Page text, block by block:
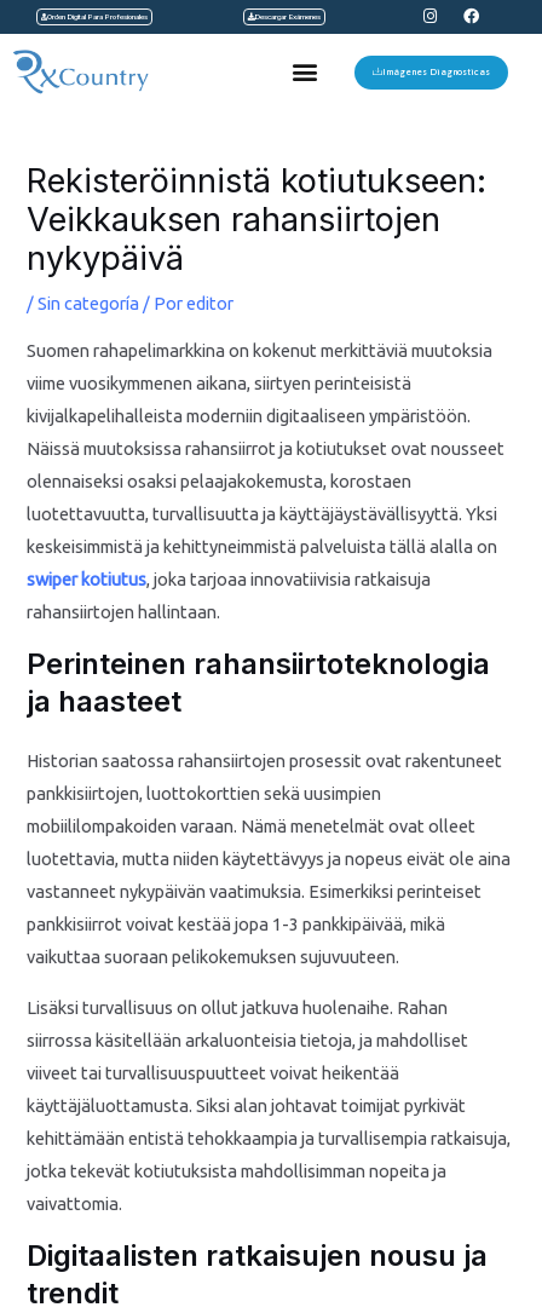
contenido
Orden Digital Para Profesionales Descargar Exámenes
I
n
s
t
a
F
a
c
e
b
Menu Imágenes Diagnosticas
Rekisteröinnistä kotiutukseen:
Veikkauksen rahansiirtojen
nykypäivä
/Sin categoría / Poreditor
Suomen rahapelimarkkina on kokenut merkittäviä muutoksia
viime vuosikymmenen aikana, siirtyen perinteisistä
kivijalkapelihalleista moderniin digitaaliseen ympäristöön.
Näissä muutoksissa rahansiirrot ja kotiutukset ovat nousseet
olennaiseksi osaksi pelaajakokemusta, korostaen
luotettavuutta, turvallisuutta ja käyttäjäystävällisyyttä. Yksi
keskeisimmistä ja kehittyneimmistä palveluista tällä alalla on
swiper kotiutus, joka tarjoaa innovatiivisia ratkaisuja
rahansiirtojen hallintaan.
Perinteinen rahansiirtoteknologia
ja haasteet
Historian saatossa rahansiirtojen prosessit ovat rakentuneet
pankkisiirtojen, luottokorttien sekä uusimpien
mobiililompakoiden varaan. Nämä menetelmät ovat olleet
luotettavia, mutta niiden käytettävyys ja nopeus eivät ole aina
vastanneet nykypäivän vaatimuksia. Esimerkiksi perinteiset
pankkisiirrot voivat kestää jopa 1-3 pankkipäivää, mikä
vaikuttaa suoraan pelikokemuksen sujuvuuteen.
Lisäksi turvallisuus on ollut jatkuva huolenaihe. Rahan
siirrossa käsitellään arkaluonteisia tietoja, ja mahdolliset
viiveet tai turvallisuuspuutteet voivat heikentää
käyttäjäluottamusta. Siksi alan johtavat toimijat pyrkivät
kehittämään entistä tehokkaampia ja turvallisempia ratkaisuja,
jotka tekevät kotiutuksista mahdollisimman nopeita ja
vaivattomia.
Digitaalisten ratkaisujen nousu ja
trendit
entradas